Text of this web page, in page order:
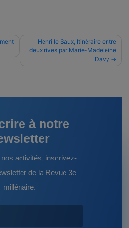
Henri le Saux, Itinéraire entre
deux rives par Marie-Madeleine
Davy
à notre
activités, inscrivez-
de la Revue 3e
millénaire.